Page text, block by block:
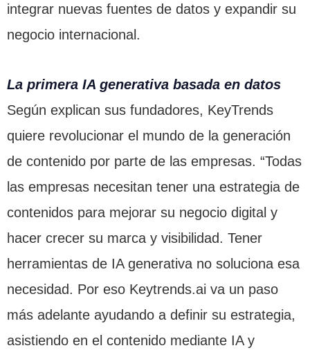
integrar nuevas fuentes de datos y expandir su
negocio internacional.
La primera IA generativa basada en datos
Según explican sus fundadores, KeyTrends
quiere revolucionar el mundo de la generación
de contenido por parte de las empresas. “Todas
las empresas necesitan tener una estrategia de
contenidos para mejorar su negocio digital y
hacer crecer su marca y visibilidad. Tener
herramientas de IA generativa no soluciona esa
necesidad. Por eso Keytrends.ai va un paso
más adelante ayudando a definir su estrategia,
asistiendo en el contenido mediante IA y